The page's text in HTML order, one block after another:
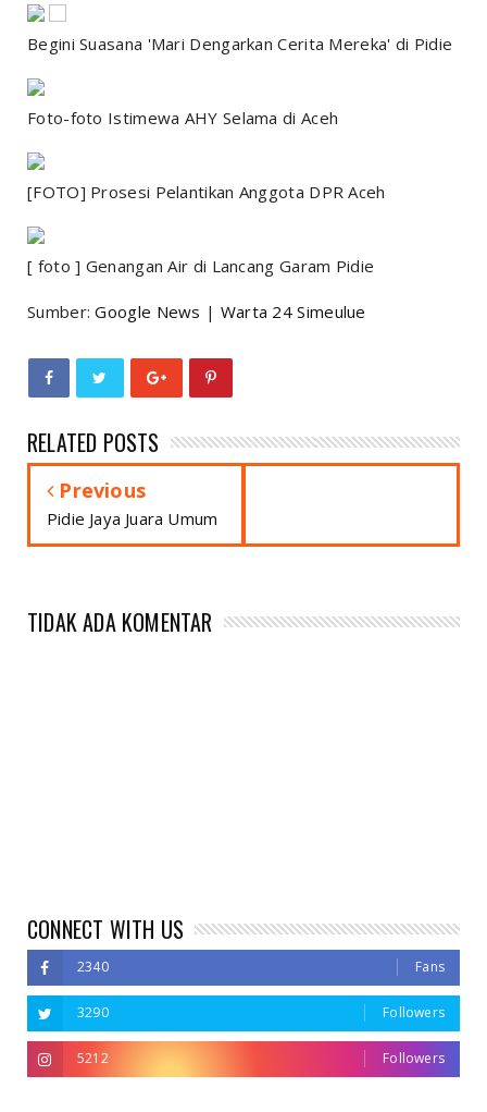
Begini Suasana 'Mari Dengarkan Cerita Mereka' di Pidie
Foto-foto Istimewa AHY Selama di Aceh
[FOTO] Prosesi Pelantikan Anggota DPR Aceh
[ foto ] Genangan Air di Lancang Garam Pidie
Sumber:Google News | Warta 24 Simeulue
RELATED POSTS
Previous
Pidie Jaya Juara Umum
TIDAK ADA KOMENTAR
CONNECT WITH US
2340 Fans
3290 Followers
5212 Followers